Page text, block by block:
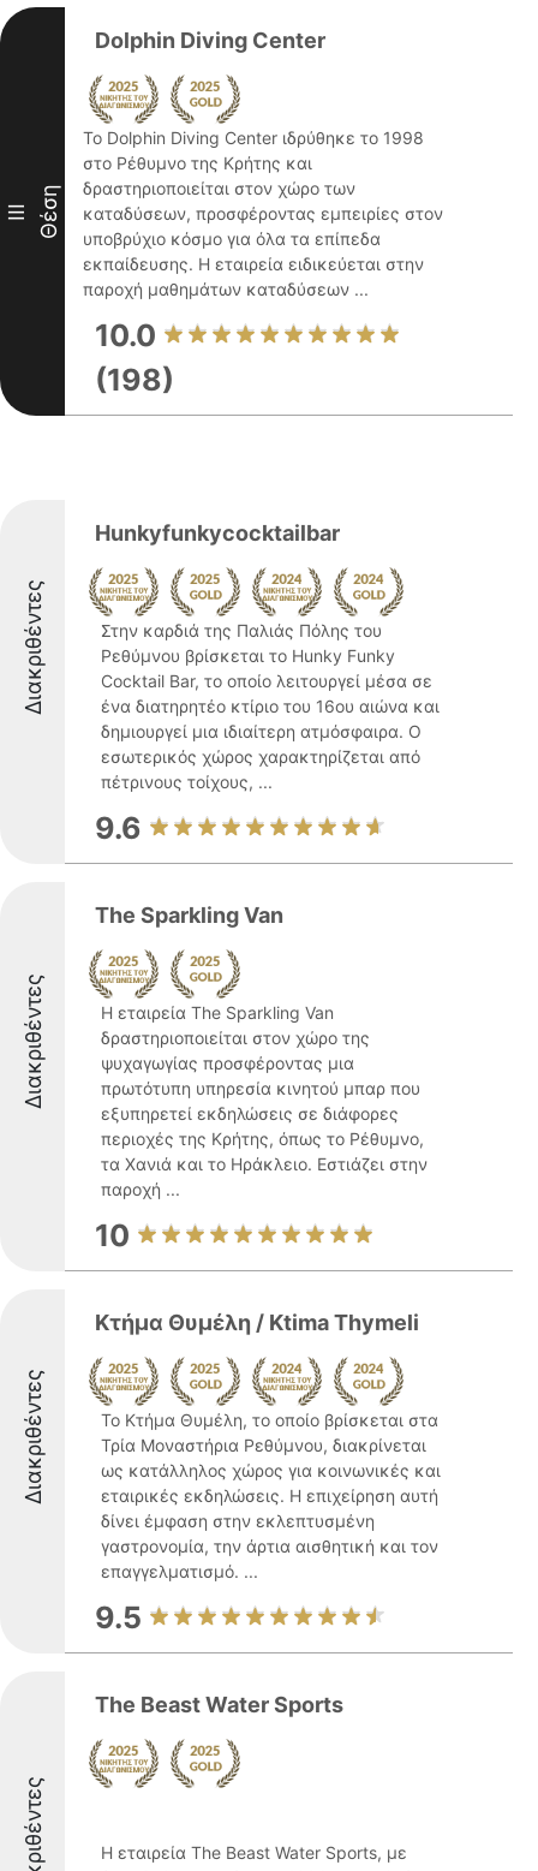
III Θέση
Dolphin Diving Center
Το Dolphin Diving Center ιδρύθηκε το 1998
στο Ρέθυμνο της Κρήτης και
δραστηριοποιείται στον χώρο των
καταδύσεων, προσφέροντας εμπειρίες στον
υποβρύχιο κόσμο για όλα τα επίπεδα
εκπαίδευσης. Η εταιρεία ειδικεύεται στην
παροχή μαθημάτων καταδύσεων ...
10.0
(198)
Διακριθέντες
Hunkyfunkycocktailbar
Στην καρδιά της Παλιάς Πόλης του
Ρεθύμνου βρίσκεται το Hunky Funky
Cocktail Bar, το οποίο λειτουργεί μέσα σε
ένα διατηρητέο κτίριο του 16ου αιώνα και
δημιουργεί μια ιδιαίτερη ατμόσφαιρα. Ο
εσωτερικός χώρος χαρακτηρίζεται από
πέτρινους τοίχους, ...
9.6
Διακριθέντες
The Sparkling Van
Η εταιρεία The Sparkling Van
δραστηριοποιείται στον χώρο της
ψυχαγωγίας προσφέροντας μια
πρωτότυπη υπηρεσία κινητού μπαρ που
εξυπηρετεί εκδηλώσεις σε διάφορες
περιοχές της Κρήτης, όπως το Ρέθυμνο,
τα Χανιά και το Ηράκλειο. Εστιάζει στην
παροχή ...
10
Διακριθέντες
Κτήμα Θυμέλη / Ktima Thymeli
Το Κτήμα Θυμέλη, το οποίο βρίσκεται στα
Τρία Μοναστήρια Ρεθύμνου, διακρίνεται
ως κατάλληλος χώρος για κοινωνικές και
εταιρικές εκδηλώσεις. Η επιχείρηση αυτή
δίνει έμφαση στην εκλεπτυσμένη
γαστρονομία, την άρτια αισθητική και τον
επαγγελματισμό. ...
9.5
Διακριθέντες
The Beast Water Sports
Η εταιρεία The Beast Water Sports, με